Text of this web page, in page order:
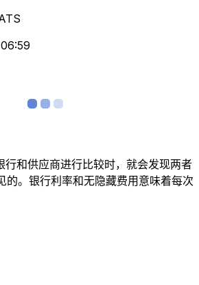
行和供应商进行比较时，就会发现两者
的。银行利率和无隐藏费用意味着每次